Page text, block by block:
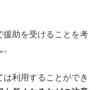
援助を受けることを考
利用することができ